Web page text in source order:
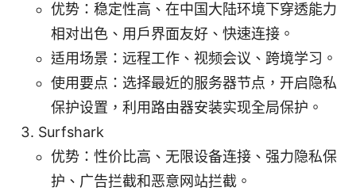
优势：稳定性高、在中国大陆环境下穿透能力
相对出色、用户界面友好、快速连接。
适用场景：远程工作、视频会议、跨境学习。
使用要点：选择最近的服务器节点，开启隐私
保护设置，利用路由器安装实现全局保护。
Surfshark
优势：性价比高、无限设备连接、强力隐私保
护、广告拦截和恶意网站拦截。